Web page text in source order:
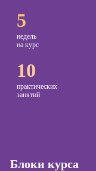
5
недель
на курс
10
практических
занятий
Блоки курса